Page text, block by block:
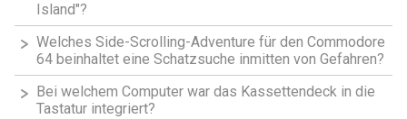
Island"?
Welches Side-Scrolling-Adventure für den Commodore
64 beinhaltet eine Schatzsuche inmitten von Gefahren?
Bei welchem Computer war das Kassettendeck in die
Tastatur integriert?